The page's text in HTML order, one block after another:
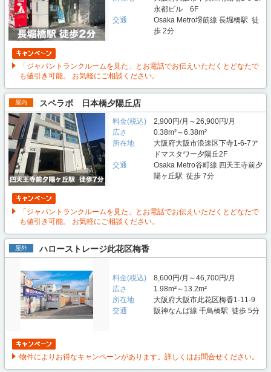
永都ビル 6F
交通
Osaka Metro堺筋線 長堀橋駅 徒
歩 2分
「ジャパントランクルームを見た」とお電話でお伝えいただくとどなたで
も値引き可能。 お気軽にご相談ください。
屋内 スペラボ 日本橋夕陽丘店
料金(税込)
2,900円/月～26,900円/月
広さ
0.38m²～6.38m²
所在地
大阪府大阪市浪速区下寺1-6-7ア
ドマスタワー夕陽丘2F
交通
Osaka Metro谷町線 四天王寺前夕
陽ヶ丘駅 徒歩 7分
「ジャパントランクルームを見た」とお電話でお伝えいただくとどなたで
も値引き可能。 お気軽にご相談ください。
屋外 ハローストレージ此花区梅香
料金(税込)
8,600円/月～46,700円/月
広さ
1.98m²～13.2m²
所在地
大阪府大阪市此花区梅香1-11-9
交通
阪神なんば線 千鳥橋駅 徒歩 5分
物件によりお得なキャンペーンがあります。詳しくはお問合せください。